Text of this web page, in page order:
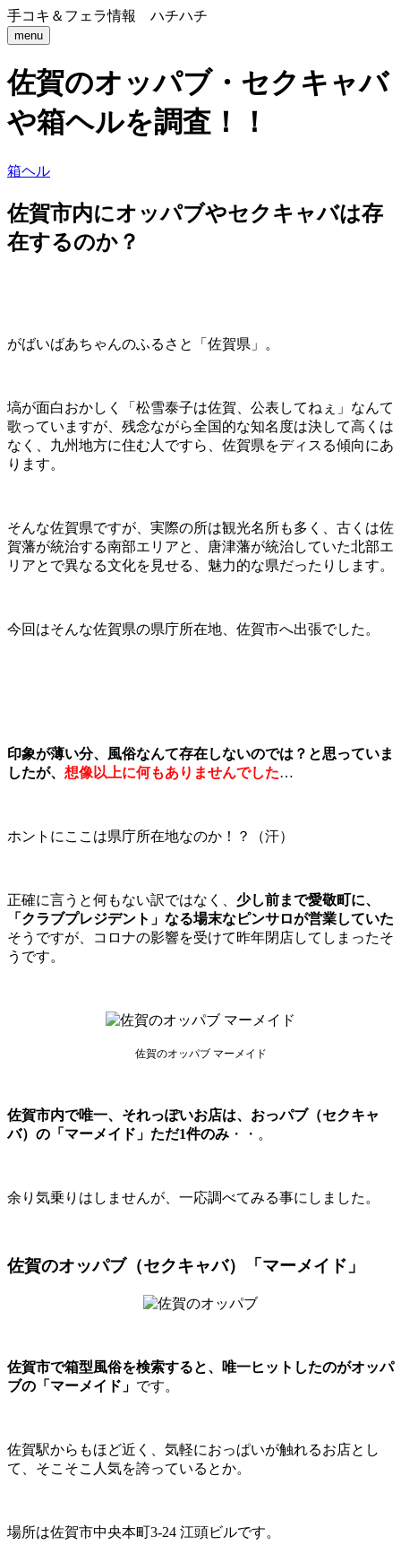
手コキ＆フェラ情報 ハチハチ
menu
佐賀のオッパブ・セクキャバ
や箱ヘルを調査！！
箱ヘル
佐賀市内にオッパブやセクキャバは存
在するのか？
がばいばあちゃんのふるさと「佐賀県」。
塙が面白おかしく「松雪泰子は佐賀、公表してねぇ」なんて
歌っていますが、残念ながら全国的な知名度は決して高くは
なく、九州地方に住む人ですら、佐賀県をディスる傾向にあ
ります。
そんな佐賀県ですが、実際の所は観光名所も多く、古くは佐
賀藩が統治する南部エリアと、唐津藩が統治していた北部エ
リアとで異なる文化を見せる、魅力的な県だったりします。
今回はそんな佐賀県の県庁所在地、佐賀市へ出張でした。
印象が薄い分、風俗なんて存在しないのでは？と思っていま
したが、 想像以上に何もありませんでした…
ホントにここは県庁所在地なのか！？（汗）
正確に言うと何もない訳ではなく、 少し前まで愛敬町に、
「クラブプレジデント」なる場末なピンサロが営業していた
そうですが、コロナの影響を受けて昨年閉店してしまったそ
うです。
佐賀のオッパブ マーメイド
佐賀市内で唯一、それっぽいお店は、おっパブ（セクキャ
バ）の「マーメイド」ただ1件のみ ・・。
余り気乗りはしませんが、一応調べてみる事にしました。
佐賀のオッパブ（セクキャバ）「マーメイド」
佐賀市で箱型風俗を検索すると、唯一ヒットしたのがオッパ
ブの「マーメイド」 です。
佐賀駅からもほど近く、気軽におっぱいが触れるお店とし
て、そこそこ人気を誇っているとか。
場所は佐賀市中央本町3-24 江頭ビルです。